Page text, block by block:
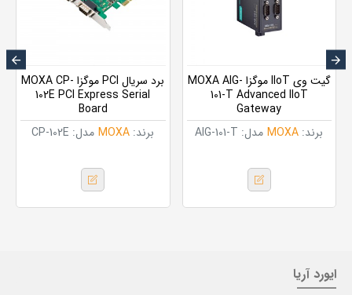
برند: MOXA مدل: AIG-101-T
گیت وی IIoT موگزا MOXA AIG-
101-T Advanced IIoT
Gateway
برند: MOXA مدل: CP-102E
برد سریال PCI موگزا MOXA CP-
102E PCI Express Serial
Board
ایورد آریا